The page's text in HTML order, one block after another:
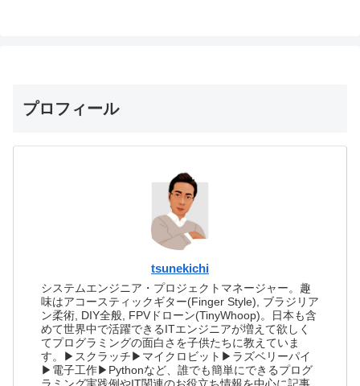
プロフィール
tsunekichi
システムエンジニア・プロジェクトマネージャー。趣
味はアコースティックギター(Finger Style), ブラジリア
ン柔術, DIY全般, FPVドローン(TinyWhoop)。日本も含
めて世界中で活躍できるITエンジニアが増えて欲しく
てプログラミングの面白さを子供たちに教えていま
す。▶スクラッチ▶マイクロビット▶ラズベリーパイ
▶電子工作▶Pythonなど、誰でも簡単にできるプログ